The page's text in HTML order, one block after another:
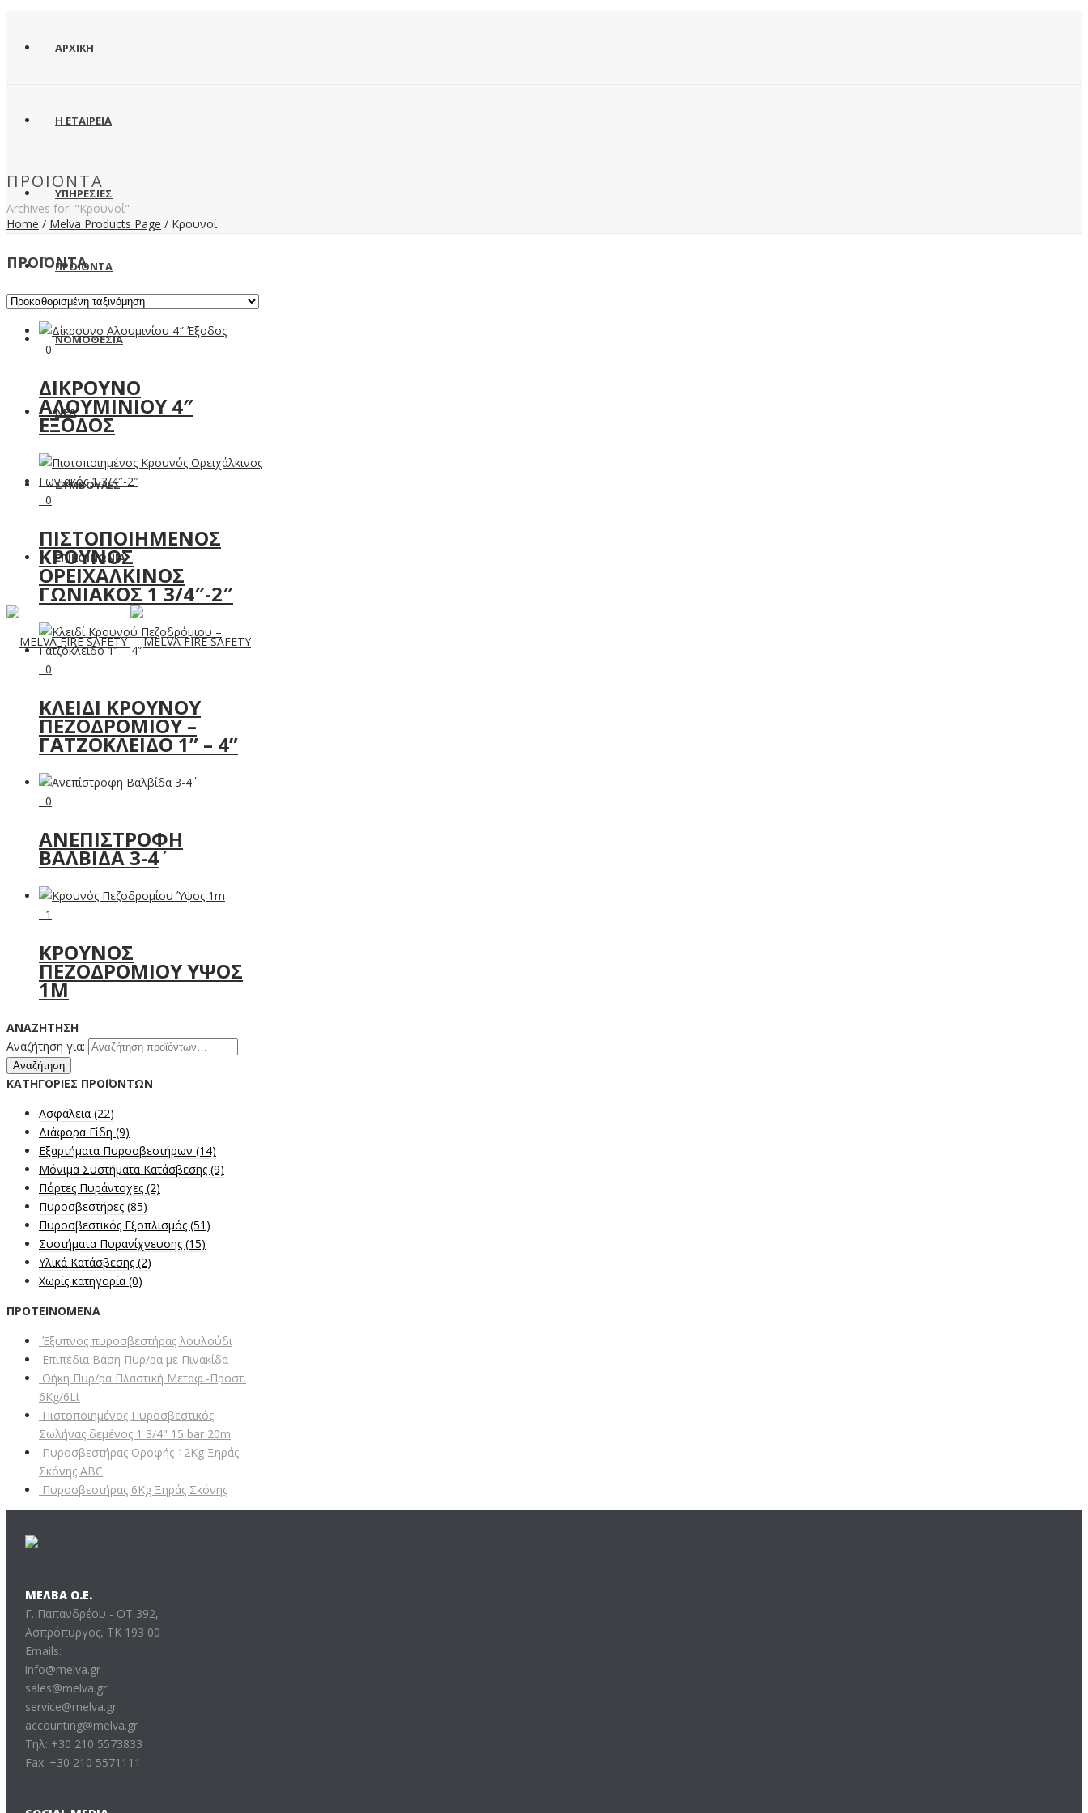
ΑΡΧΙΚΗ
Η ΕΤΑΙΡΕΙΑ
ΥΠΗΡΕΣΙΕΣ
ΠΡΟΪΟΝΤΑ
ΝΟΜΟΘΕΣΙΑ
ΝΕΑ
ΣΥΜΒΟΥΛΕΣ
ΕΠΙΚΟΙΝΩΝΙΑ
ΠΡΟΪΌΝΤΑ
Archives for: "Κρουνοί"
Home / Melva Products Page / Κρουνοί
ΠΡΟΪΟΝΤΑ
0
ΔΊΚΡΟΥΝΟ
ΑΛΟΥΜΙΝΊΟΥ 4″
ΈΞΟΔΟΣ
0
ΠΙΣΤΟΠΟΙΗΜΈΝΟΣ
ΚΡΟΥΝΌΣ
ΟΡΕΙΧΆΛΚΙΝΟΣ
ΓΩΝΙΑΚΌΣ 1 3/4″-2″
0
ΚΛΕΙΔΊ ΚΡΟΥΝΟΎ
ΠΕΖΟΔΡΌΜΙΟΥ –
ΓΑΤΖΌΚΛΕΙΔΟ 1” – 4”
0
ΑΝΕΠΊΣΤΡΟΦΗ
ΒΑΛΒΊΔΑ 3-4΄
1
ΚΡΟΥΝΌΣ
ΠΕΖΟΔΡΟΜΊΟΥ ΎΨΟΣ
1M
ΑΝΑΖΉΤΗΣΗ
Αναζήτηση για:
Αναζήτηση
ΚΑΤΗΓΟΡΊΕΣ ΠΡΟΪΌΝΤΩΝ
Ασφάλεια (22)
Διάφορα Είδη (9)
Εξαρτήματα Πυροσβεστήρων (14)
Μόνιμα Συστήματα Κατάσβεσης (9)
Πόρτες Πυράντοχες (2)
Πυροσβεστήρες (85)
Πυροσβεστικός Εξοπλισμός (51)
Συστήματα Πυρανίχνευσης (15)
Υλικά Κατάσβεσης (2)
Χωρίς κατηγορία (0)
ΠΡΟΤΕΙΝΌΜΕΝΑ
Έξυπνος πυροσβεστήρας λουλούδι
Επιπέδια Βάση Πυρ/ρα με Πινακίδα
Θήκη Πυρ/ρα Πλαστική Μεταφ.-Προστ.
6Kg/6Lt
Πιστοποιημένος Πυροσβεστικός
Σωλήνας δεμένος 1 3/4" 15 bar 20m
Πυροσβεστήρας Οροφής 12Kg Ξηράς
Σκόνης ABC
Πυροσβεστήρας 6Kg Ξηράς Σκόνης
ΜΕΛΒΑ Ο.Ε.
Γ. Παπανδρέου - ΟΤ 392,
Ασπρόπυργος, ΤΚ 193 00
Emails:
info@melva.gr
sales@melva.gr
service@melva.gr
accounting@melva.gr
Τηλ: +30 210 5573833
Fax: +30 210 5571111